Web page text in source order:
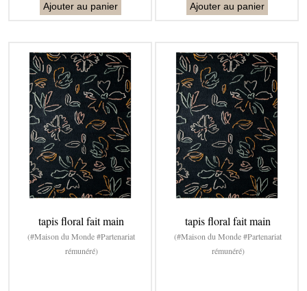
Ajouter au panier Ajouter au panier
tapis floral fait main
(#Maison du Monde #Partenariat
rémunéré)
tapis floral fait main
(#Maison du Monde #Partenariat
rémunéré)